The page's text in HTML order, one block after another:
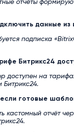
отчёты
данные из
подписка
Битрикс24
доступен на
Битрикс24.
готовые
кастомный отчёт